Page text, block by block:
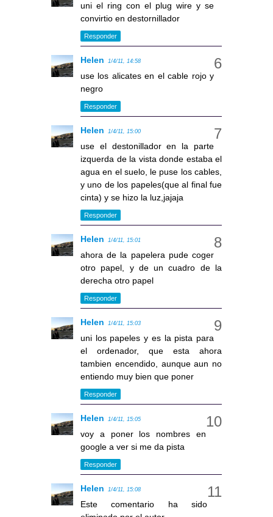
uni el ring con el plug wire y se
convirtio en destornillador
Responder
Helen 1/4/11, 14:58
use los alicates en el cable rojo y
negro
Responder
Helen 1/4/11, 15:00
use el destonillador en la parte
izquerda de la vista donde estaba el
agua en el suelo, le puse los cables,
y uno de los papeles(que al final fue
cinta) y se hizo la luz,jajaja
Responder
Helen 1/4/11, 15:01
ahora de la papelera pude coger
otro papel, y de un cuadro de la
derecha otro papel
Responder
Helen 1/4/11, 15:03
uni los papeles y es la pista para
el ordenador, que esta ahora
tambien encendido, aunque aun no
entiendo muy bien que poner
Responder
Helen 1/4/11, 15:05
voy a poner los nombres en
google a ver si me da pista
Responder
Helen 1/4/11, 15:08
Este comentario ha sido